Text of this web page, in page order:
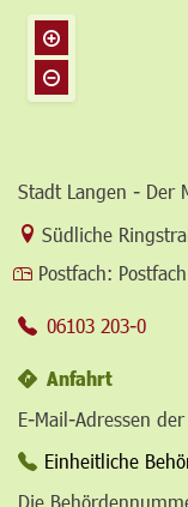
Stadt Langen - Der
Link zur Google-
Südliche
Postfach:
06103 203-0
Anfahrt
E-Mail-Adressen
Einheitliche
Die